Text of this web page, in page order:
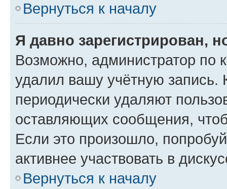
Вернуться к началу
Я давно зарегистрирован,
Возможно, администратор по
удалил вашу учётную запись.
периодически удаляют
оставляющих сообщения,
Если это произошло,
активнее участвовать в
Вернуться к началу